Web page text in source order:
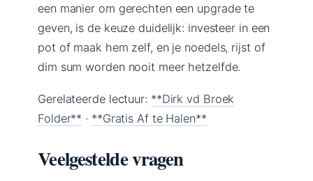
een manier om gerechten een upgrade te
geven, is de keuze duidelijk: investeer in een
pot of maak hem zelf, en je noedels, rijst of
dim sum worden nooit meer hetzelfde.
Gerelateerde lectuur: **Dirk vd Broek
Folder** · **Gratis Af te Halen**
Veelgestelde vragen